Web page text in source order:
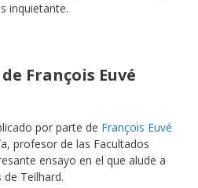
inquietante.
François Euvé
por parte de François Euvé
profesor de las Facultados
ensayo en el que alude a
Teilhard.